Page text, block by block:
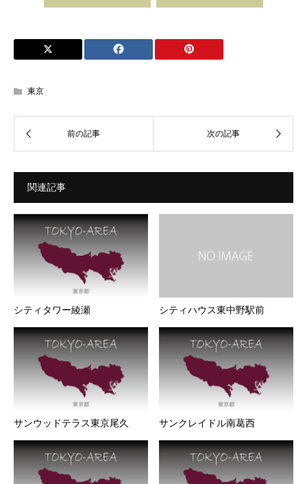
東京
関連記事
シティタワー綾瀬 シティハウス東中野駅前
サンウッドテラス東京尾久 サンクレイドル南葛西